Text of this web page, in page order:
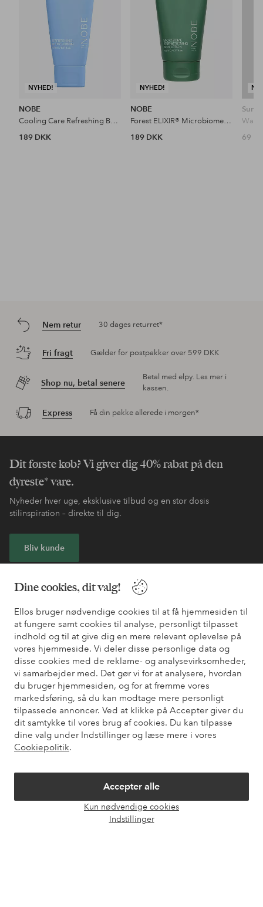
Dine cookies, dit valg!
Ellos bruger nødvendige cookies til at få hjemmesiden til
at fungere samt cookies til analyse, personligt tilpasset
indhold og til at give dig en mere relevant oplevelse på
vores hjemmeside. Vi deler disse personlige data og
disse cookies med de reklame- og analysevirksomheder,
vi samarbejder med. Det gør vi for at analysere, hvordan
du bruger hjemmesiden, og for at fremme vores
markedsføring, så du kan modtage mere personligt
tilpassede annoncer. Ved at klikke på Accepter giver du
dit samtykke til vores brug af cookies. Du kan tilpasse
dine valg under Indstillinger og læse mere i vores
Cookiepolitik.
Accepter alle
Kun nødvendige cookies
Indstillinger
NYHED!
NOBE
Cooling Care Refreshing Body Lotion 150 Ml
189 DKK
NYHED!
NOBE
Forest ELIXIR® Microbiome Strengthening Body Lotion 150 Ml
189 DKK
69
Nem retur 30 dages returret*
Fri fragt Gælder for postpakker over 599 DKK
Shop nu, betal senere
Betal med elpy. Les mer i
kassen.
Express Få din pakke allerede i morgen*
Dit første køb? Vi giver dig 40% rabat på den
dyreste* vare.
Nyheder hver uge, eksklusive tilbud og en stor dosis
stilinspiration – direkte til dig.
Bliv kunde
Har du brug for hjælp?
Du kan finde svar på de oftest stillede spørgsmål i vores FAQ.
Du kan også finde oplysninger om, hvordan du kontakter os.
Kundeservice Bestilling Betalingsmåde
Mine sider